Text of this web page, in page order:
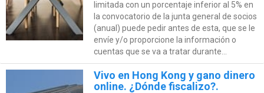
limitada con un porcentaje inferior al 5% en
la convocatorio de la junta general de socios
(anual) puede pedir antes de esta, que se le
envíe y/o proporcione la información o
cuentas que se va a tratar durante...
Vivo en Hong Kong y gano dinero
online. ¿Dónde fiscalizo?.